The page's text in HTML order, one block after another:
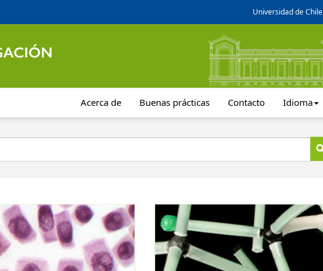
Universidad de Chile
Acerca de Buenas prácticas Contacto Idioma